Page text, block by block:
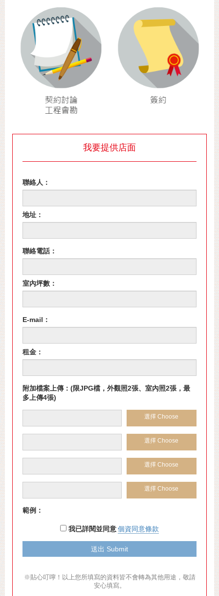
我要提供店面
聯絡人：
地址：
聯絡電話：
室內坪數：
E-mail：
租金：
附加檔案上傳：(限JPG檔，外觀照2張、室內照2張，最
多上傳4張)
選擇 Choose
選擇 Choose
選擇 Choose
選擇 Choose
範例：
我已詳閱並同意個資同意條款
※貼心叮嚀！以上您所填寫的資料皆不會轉為其他用途，敬請
安心填寫。